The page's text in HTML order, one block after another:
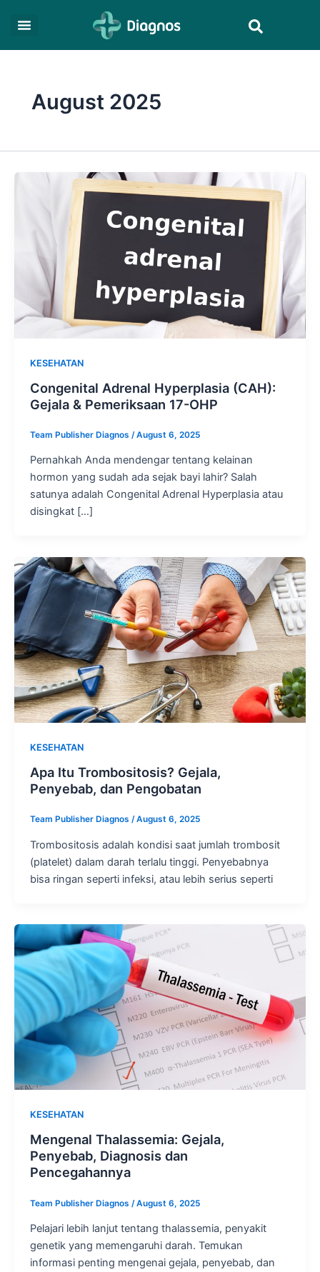
August 2025
KESEHATAN
Congenital Adrenal Hyperplasia (CAH):
Gejala & Pemeriksaan 17-OHP
Team Publisher Diagnos /August 6, 2025
Pernahkah Anda mendengar tentang kelainan
hormon yang sudah ada sejak bayi lahir? Salah
satunya adalah Congenital Adrenal Hyperplasia atau
disingkat […]
KESEHATAN
Apa Itu Trombositosis? Gejala,
Penyebab, dan Pengobatan
Team Publisher Diagnos /August 6, 2025
Trombositosis adalah kondisi saat jumlah trombosit
(platelet) dalam darah terlalu tinggi. Penyebabnya
bisa ringan seperti infeksi, atau lebih serius seperti
KESEHATAN
Mengenal Thalassemia: Gejala,
Penyebab, Diagnosis dan
Pencegahannya
Team Publisher Diagnos /August 6, 2025
Pelajari lebih lanjut tentang thalassemia, penyakit
genetik yang memengaruhi darah. Temukan
informasi penting mengenai gejala, penyebab, dan